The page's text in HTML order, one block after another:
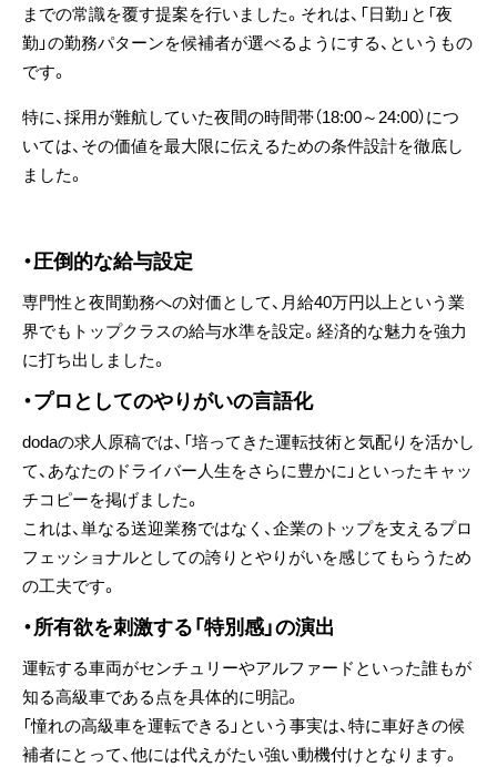
までの常識を覆す提案を行いました。それは、 「日勤」と「夜
勤」の勤務パターンを候補者が選べるようにする、というもの
です。
特に、採用が難航していた夜間の時間帯（18:00～24:00）につ
いては、その価値を最大限に伝えるための条件設計を徹底し
ました。
・圧倒的な給与設定
専門性と夜間勤務への対価として、 月給40万円以上という業
界でもトップクラスの給与水準を設定。経済的な魅力を強力
に打ち出しました。
・プロとしてのやりがいの言語化
dodaの求人原稿では、「培ってきた運転技術と気配りを活かし
て、あなたのドライバー人生をさらに豊かに」といったキャッ
チコピーを掲げました。
これは、単なる送迎業務ではなく、企業のトップを支えるプロ
フェッショナルとしての誇りとやりがいを感じてもらうため
の工夫です。
・所有欲を刺激する「特別感」の演出
運転する車両がセンチュリーやアルファードといった誰もが
知る高級車である点を具体的に明記。
「憧れの高級車を運転できる」という事実は、特に車好きの候
補者にとって、他には代えがたい強い動機付けとなります。